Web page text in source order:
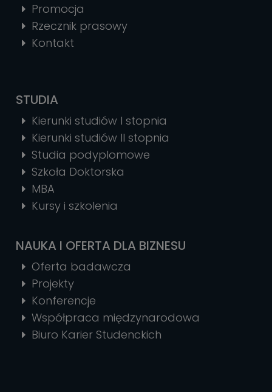
Promocja
Rzecznik prasowy
Kontakt
STUDIA
Kierunki studiów I stopnia
Kierunki studiów II stopnia
Studia podyplomowe
Szkoła Doktorska
MBA
Kursy i szkolenia
NAUKA I OFERTA DLA BIZNESU
Oferta badawcza
Projekty
Konferencje
Współpraca międzynarodowa
Biuro Karier Studenckich